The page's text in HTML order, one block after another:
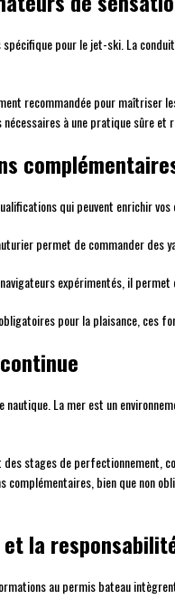
pour le jet-ski. La
recommandée pour maîtriser
à une pratique sûre et
qui peuvent enrichir
permet de commander des
expérimentés, il
pour la plaisance, ces
nautique. La mer est un
stages de perfectionnement,
bien que non
la
au permis bateau